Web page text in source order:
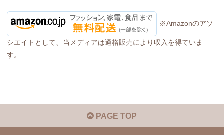
※Amazonのアソ
シエイトとして、当メディアは適格販売により収入を得ていま
す。
PAGE TOP